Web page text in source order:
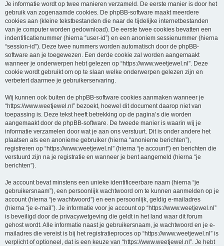
Je informatie wordt op twee manieren verzameld. De eerste manier is door het
gebruik van zogenaamde cookies. De phpBB-software maakt meerdere
cookies aan (kleine tekstbestanden die naar de tijdelijke internetbestanden
van je computer worden gedownload). De eerste twee cookies bevatten een
indentificatienummer (hierna “user-id”) en een anoniem sessienummer (hierna
“session-id”). Deze twee nummers worden automatisch door de phpBB-
software aan je toegewezen. Een derde cookie zal worden aangemaakt
wanneer je onderwerpen hebt gelezen op “https://www.weetjewel.nl”. Deze
cookie wordt gebruikt om op te slaan welke onderwerpen gelezen zijn en
verbetert daarmee je gebruikerservaring.
Wij kunnen ook buiten de phpBB-software cookies aanmaken wanneer je
“https://www.weetjewel.nl” bezoekt, hoewel dit document daarop niet van
toepassing is. Deze tekst heeft betrekking op de pagina’s die worden
aangemaakt door de phpBB-software. De tweede manier is waarin wij je
informatie verzamelen door wat je aan ons verstuurt. Dit is onder andere het
plaatsen als een anonieme gebruiker (hierna “anonieme berichten”),
registreren op “https://www.weetjewel.nl” (hierna “je account”) en berichten die
verstuurd zijn na je registratie en wanneer je bent aangemeld (hierna “je
berichten”).
Je account bevat minstens een unieke identificeerbare naam (hierna “je
gebruikersnaam”), een persoonlijk wachtwoord om te kunnen aanmelden op je
account (hierna “je wachtwoord”) en een persoonlijk, geldig e-mailadres
(hierna “je e-mail”). Je informatie voor je account op “https://www.weetjewel.nl”
is beveiligd door de privacywetgeving die geldt in het land waar dit forum
gehost wordt. Alle informatie naast je gebruikersnaam, je wachtwoord en je e-
mailadres die vereist is bij het registratieproces op “https://www.weetjewel.nl” is
verplicht of optioneel, dat is een keuze van “https://www.weetjewel.nl”. Je hebt